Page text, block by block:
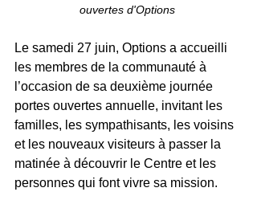
ouvertes d'Options
Le samedi 27 juin, Options a accueilli
les membres de la communauté à
l’occasion de sa deuxième journée
portes ouvertes annuelle, invitant les
familles, les sympathisants, les voisins
et les nouveaux visiteurs à passer la
matinée à découvrir le Centre et les
personnes qui font vivre sa mission.